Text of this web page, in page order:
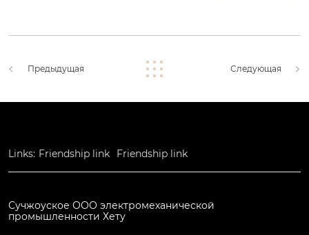
Предыдущая Следующая
Links: Friendship link Friendship link
Сучжоуское ООО электромеханической
промышленности Хету